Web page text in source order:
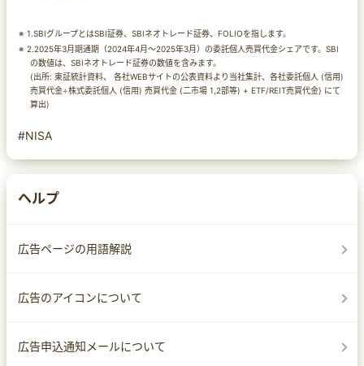
1.SBIグループとはSBI証券、SBIネオトレード証券、FOLIOを指します。
2.2025年3月期通期（2024年4月～2025年3月）の委託個人売買代金シェアです。SBI
の数値は、SBIネオトレード証券の数値を含みます。
(出所: 東証統計資料、 各社WEBサイトの公表資料より当社集計、各社委託個人 (信用)
売買代金÷株式委託個人 (信用) 売買代金 (二市場 1,2部等) + ETF/REIT売買代金} にて
算出)
#NISA
ヘルプ
広告ページの用語解説
広告のアイコンについて
広告申込通知メールについて